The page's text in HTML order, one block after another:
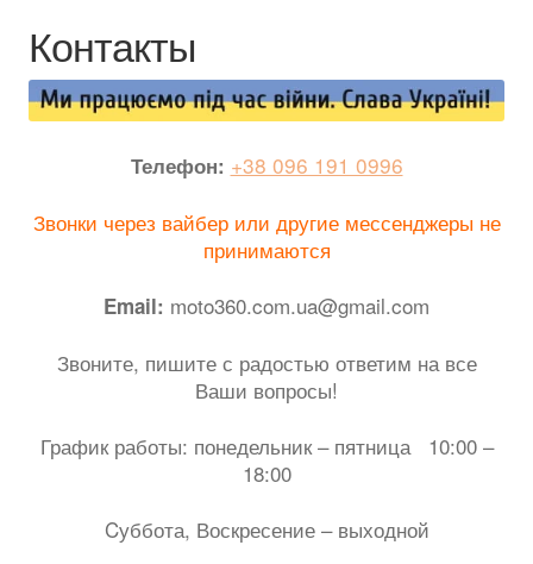
Гарантия
Оплата, доставка
Отзывы
Контакты
Телефон: +38 096 191 0996
Звонки через вайбер или другие мессенджеры не
принимаются
Email: moto360.com.ua@gmail.com
Звоните, пишите с радостью ответим на все
Ваши вопросы!
График работы: понедельник – пятница 10:00 –
18:00
Cуббота, Воскресение – выходной